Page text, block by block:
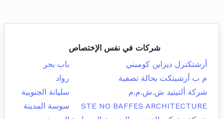
شركات في نفس الإختصاص
أرشتكترل ديزاين كومبني
باب بحر
م ب أرشيتكت بحالة تصفية
رواد
شركة ألتيتيد ش.ش.م.م
سليانة الجنوبية
STE NO BAFFES ARCHITECTURE
سوسة المدينة